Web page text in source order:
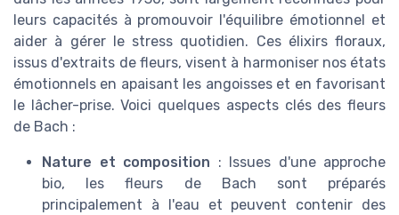
leurs capacités à promouvoir l'équilibre émotionnel et
aider à gérer le stress quotidien. Ces élixirs floraux,
issus d'extraits de fleurs, visent à harmoniser nos états
émotionnels en apaisant les angoisses et en favorisant
le lâcher-prise. Voici quelques aspects clés des fleurs
de Bach :
Nature et composition : Issues d'une approche
bio, les fleurs de Bach sont préparés
principalement à l'eau et peuvent contenir des